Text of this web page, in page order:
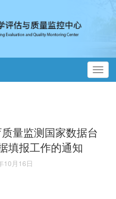
量监测国家数据台
填报工作的通知
10月16日